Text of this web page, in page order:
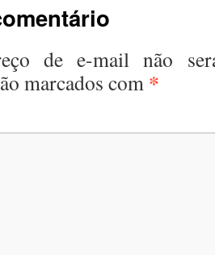
de e-mail não
marcados com *